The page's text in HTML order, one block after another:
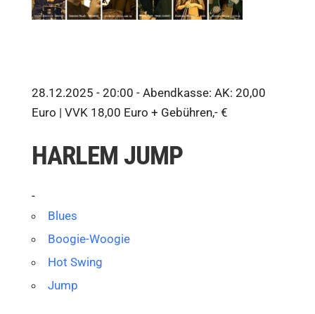
28.12.2025 - 20:00 - Abendkasse: AK: 20,00
Euro | VVK 18,00 Euro + Gebühren,- €
HARLEM JUMP
-
Blues
Boogie-Woogie
Hot Swing
Jump